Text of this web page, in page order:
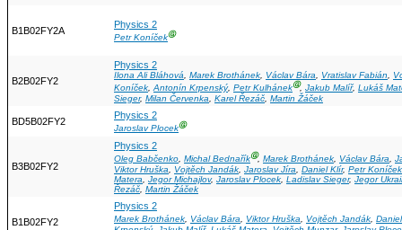
B1B02FY2A
Physics 2
Petr KoníčekⒼ
B2B02FY2
Physics 2
Ilona Ali Bláhová, Marek Brothánek, Václav Bára, Vratislav Fabián,
Koníček,Antonín Krpenský, Petr KulhánekⒼ, Jakub Malíř, Lukáš
Sieger, Milan Červenka Karel Řezáč Martin Žáček
BD5B02FY2
Physics 2
Jaroslav PlocekⒼ
B3B02FY2
Physics 2
Oleg Babčenko, Michal BednaříkⒼ, Marek Brothánek, Václav Bára,
Viktor Hruška
Vojtěch Jandák Jaroslav Jíra Daniel Klír, Petr Koníček
Matera
Jegor Michajlov, Jaroslav Plocek Ladislav Sieger, Jegor
Řezáč Martin Žáček
B1B02FY2
Physics 2
Marek Brothánek, Václav Bára, Viktor Hruška, Vojtěch Jandák,